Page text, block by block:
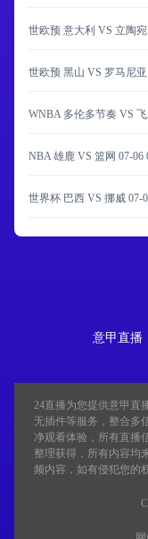
世欧预 意大利 VS 立陶宛
世欧预 黑山 VS 罗马尼亚
WNBA 多伦多节奏 VS
NBA 雄鹿 VS 篮网 07-06
世界杯 巴西 VS 挪威 07-
意甲直播
24直播为您提供意甲直
无插件等服务，整合多
净观看体验，所有直播
整理获得，所有内容均
频内容，如有侵犯您的